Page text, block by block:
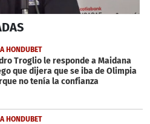
HONDUBET
Troglio le responde a Maidana
que dijera que se iba de Olimpia
no tenía la confianza
HONDUBET